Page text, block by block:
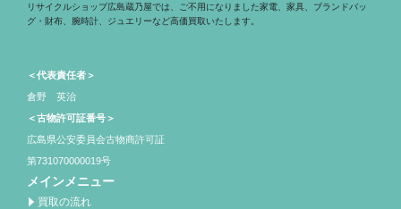
リサイクルショップ広島蔵乃屋では、ご不用になりました家電、家具、ブランドバッ
グ・財布、腕時計、ジュエリーなど高価買取いたします。
＜代表責任者＞
倉野 英治
＜古物許可証番号＞
広島県公安委員会古物商許可証
第731070000019号
メインメニュー
買取の流れ